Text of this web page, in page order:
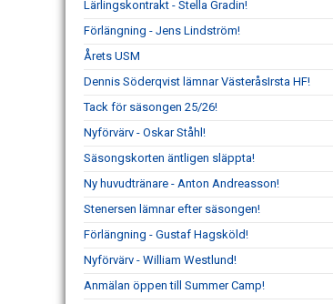
Lärlingskontrakt - Stella Gradin!
Förlängning - Jens Lindström!
Årets USM
Dennis Söderqvist lämnar VästeråsIrsta HF!
Tack för säsongen 25/26!
Nyförvärv - Oskar Ståhl!
Säsongskorten äntligen släppta!
Ny huvudtränare - Anton Andreasson!
Stenersen lämnar efter säsongen!
Förlängning - Gustaf Hagsköld!
Nyförvärv - William Westlund!
Anmälan öppen till Summer Camp!